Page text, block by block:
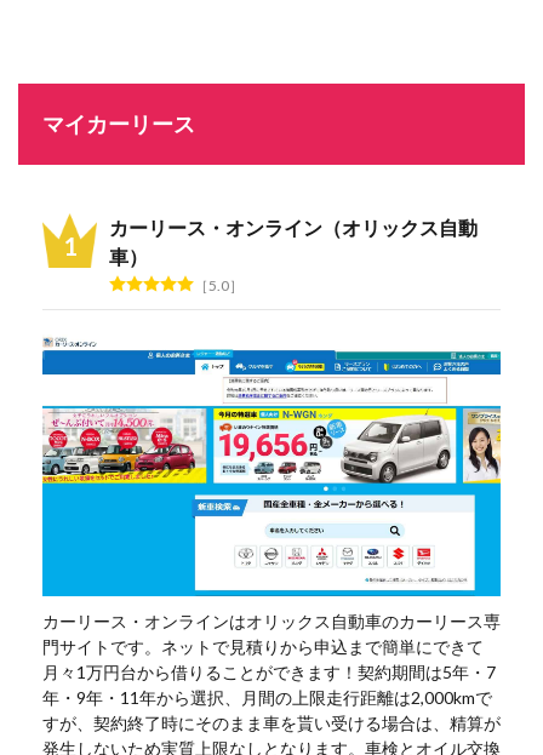
マイカーリース
カーリース・オンライン（オリックス自動
車）
5.0
カーリース・オンラインはオリックス自動車のカーリース専
門サイトです。ネットで見積りから申込まで簡単にできて
月々1万円台から借りることができます！契約期間は5年・7
年・9年・11年から選択、月間の上限走行距離は2,000kmで
すが、契約終了時にそのまま車を貰い受ける場合は、精算が
発生しないため実質上限なしとなります。車検とオイル交換